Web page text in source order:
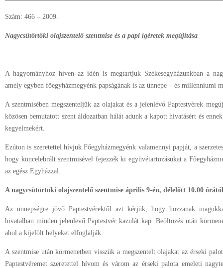
Szám: 466 – 2009.
Nagycsütörtöki olajszentelő szentmise és a papi ígéretek megújítása
A hagyományhoz híven az idén is megtartjuk Székesegyházunkban a
amely egyben főegyházmegyénk papságának is az ünnepe – és millenniumi
A szentmisében megszenteljük az olajakat és a jelenlévő Paptestvérek
közösen bemutatott szent áldozatban hálát adunk a kapott hivatásért és
kegyelmekért.
Ezúton is szeretettel hívjuk Főegyházmegyénk valamennyi papját, a
hogy koncelebrált szentmisével fejezzék ki együvétartozásukat a
az egész Egyházzal.
A nagycsütörtöki olajszentelő szentmise április 9-én, délelőtt 10.00
Az ünnepségre jövő Paptestvérektől azt kérjük, hogy hozzanak
hivatalban minden jelenlevő Paptestvér kazulát kap. Beöltözés után
ahol a kijelölt helyeket elfoglalják.
A szentmise után körmenetben visszük a megszentelt olajakat az érseki
Paptestvéremet szeretettel hívom és várom az érseki palota emeleti